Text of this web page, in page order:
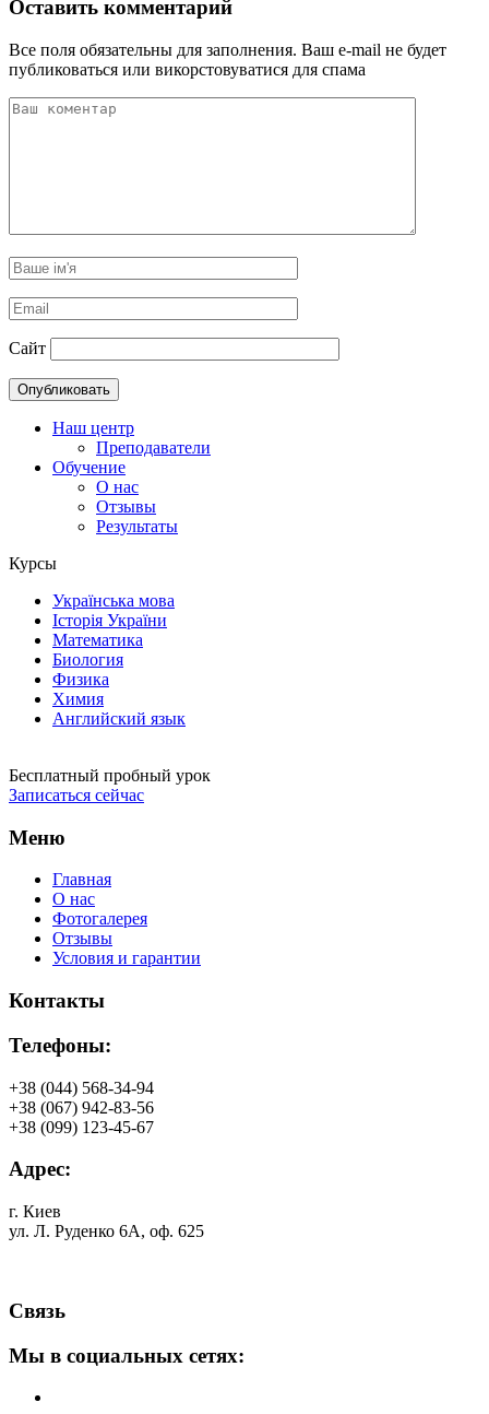
Оставить комментарий
Все поля обязательны для заполнения. Ваш e-mail не будет
публиковаться или викорстовуватися для спама
Сайт
Наш центр
Преподаватели
Обучение
О нас
Отзывы
Результаты
Курсы
Українська мова
Історія України
Математика
Биология
Физика
Химия
Английский язык
Бесплатный пробный урок
Записаться сейчас
Меню
Главная
О нас
Фотогалерея
Отзывы
Условия и гарантии
Контакты
Телефоны:
+38 (044) 568-34-94
+38 (067) 942-83-56
+38 (099) 123-45-67
Адрес:
г. Киев
ул. Л. Руденко 6А, оф. 625
Связь
Мы в социальных сетях: